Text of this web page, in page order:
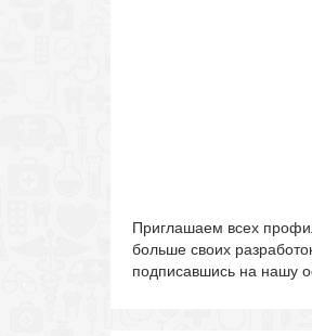
Приглашаем всех
больше своих
подписавшись на нашу